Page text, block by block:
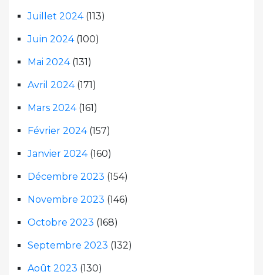
Juillet 2024(113)
Juin 2024(100)
Mai 2024(131)
Avril 2024(171)
Mars 2024(161)
Février 2024(157)
Janvier 2024(160)
Décembre 2023 (154)
Novembre 2023 (146)
Octobre 2023 (168)
Septembre 2023 (132)
Août 2023 (130)